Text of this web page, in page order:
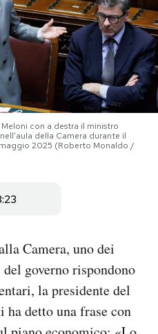
con a destra il ministro
della Camera durante il
2025 (Roberto Monaldo /
Camera, uno dei
governo rispondono
la presidente del
detto una frase con